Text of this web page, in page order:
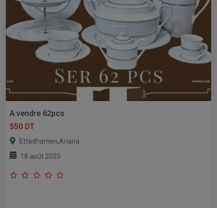
A vendre 62pcs
550 DT
Ettadhamen,Ariana
18 août 2025